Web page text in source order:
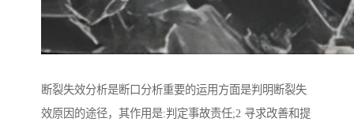
断裂失效分析是断口分析重要的运用方面是判明断裂失
效原因的途径，其作用是:判定事故责任;2 寻求改善和提